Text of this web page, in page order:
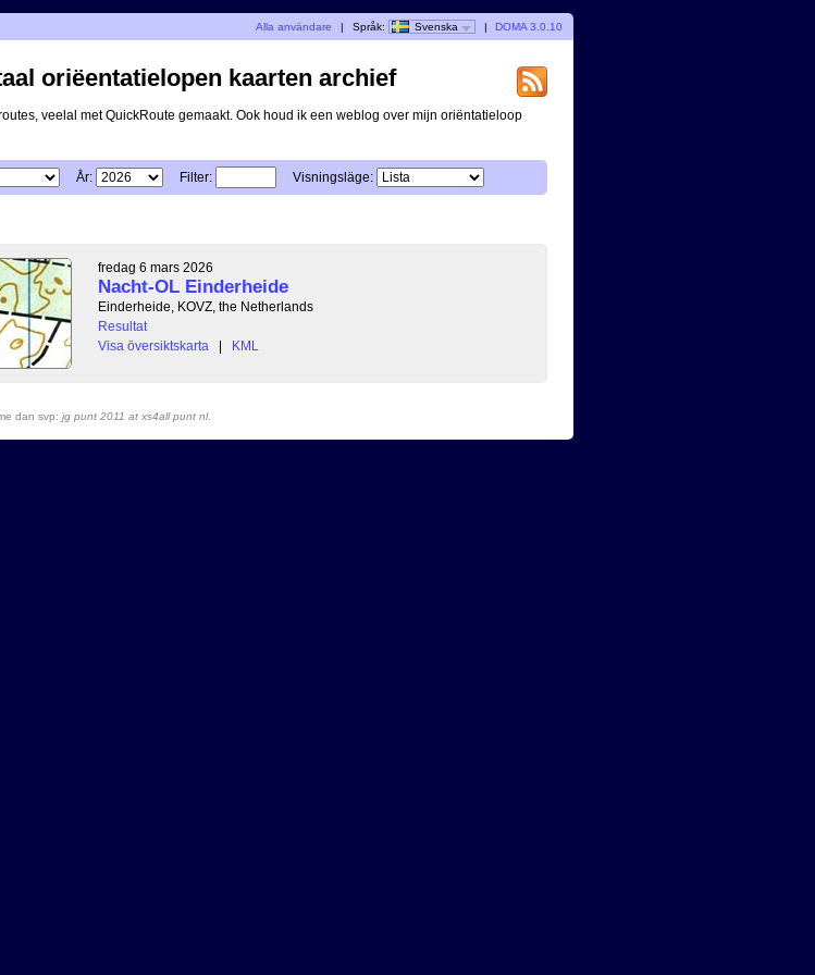
Alla användare | Språk: Svenska | DOMA 3.0.10
oriëentatielopen kaarten archief
veelal met QuickRoute gemaakt. Ook houd ik een weblog over mijn oriëntatieloop
År: Filter: Visningsläge:
fredag 6 mars 2026
Nacht-OL Einderheide
Einderheide, KOVZ, the Netherlands
Resultat
Visa översiktskarta
| KML
dan svp: jg punt 2011 at xs4all punt nl.